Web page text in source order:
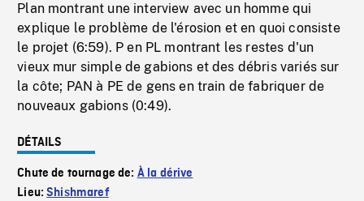
Plan montrant une interview avec un homme qui
explique le problème de l'érosion et en quoi consiste
le projet (6:59). P en PL montrant les restes d'un
vieux mur simple de gabions et des débris variés sur
la côte; PAN à PE de gens en train de fabriquer de
nouveaux gabions (0:49).
DÉTAILS
Chute de tournage de: À la dérive
Lieu:Shishmaref